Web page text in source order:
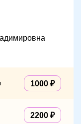
1000
2200